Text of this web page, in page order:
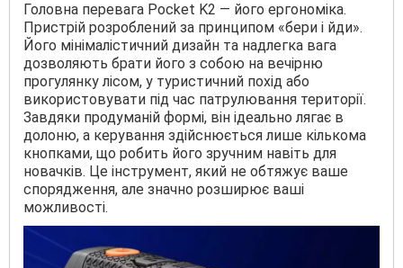
Головна перевага Pocket K2 — його ергономіка.
Пристрій розроблений за принципом «бери і йди».
Його мінімалістичний дизайн та надлегка вага
дозволяють брати його з собою на вечірню
прогулянку лісом, у туристичний похід або
використовувати під час патрулювання території.
Завдяки продуманій формі, він ідеально лягає в
долоню, а керування здійснюється лише кількома
кнопками, що робить його зручним навіть для
новачків. Це інструмент, який не обтяжує ваше
спорядження, але значно розширює ваші
можливості.